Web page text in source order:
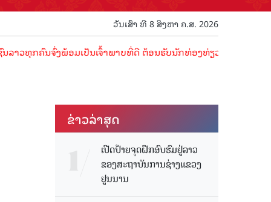
ວັນເສົາ ທີ 8 ສິງຫາ ຄ.ສ. 2026
ຄົນຈົ່ງພ້ອມເປັນເຈົ້າພາບທີ່ດີ ຕ້ອນຮັບນັກທ່ອງທ່ຽວດ້ວຍໄມຕີຈິດ ມິດຕະພາ
ຂ່າວ​ລ່າ​ສຸດ
ເປີດປ້າຍຈຸດຝຶກອົບຮົມຢູ່ລາວ
ຂອງສະຖາບັນການຊ່າງແຂວງ
ຢູນນານ